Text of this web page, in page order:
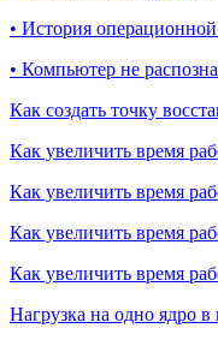
• История
• Компьютер не
Как создать точку
Как увеличить время
Как увеличить время
Как увеличить время
Как увеличить время
Нагрузка на одно ядро